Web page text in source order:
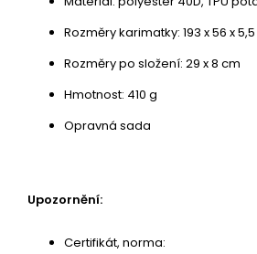
Rozměry karimatky: 193 x 56 x
Rozměry po složení: 29 x 8 cm
Hmotnost: 410 g
Opravná sada
Upozornění:
Certifikát, norma: